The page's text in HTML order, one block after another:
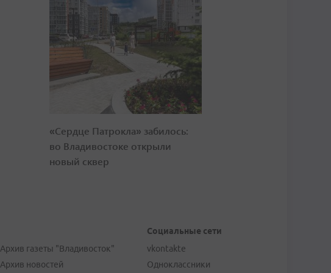
«Сердце Патрокла» забилось:
во Владивостоке открыли
новый сквер
Архив газеты "Владивосток"
Архив новостей
Социальные сети
vkontakte
Одноклассники